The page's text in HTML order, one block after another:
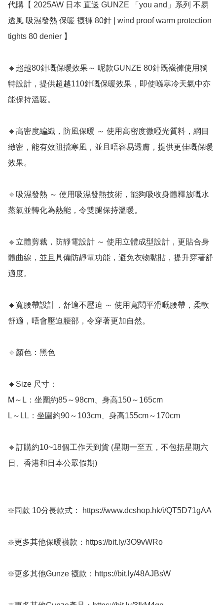
代購【 2025AW 日本 直送 GUNZE 「you and」系列 不易
透風 吸濕發熱 保暖 襪褲 80針 | wind proof warm protection
tights 80 denier 】
🔹超越80針嘅保暖效果～ 呢款GUNZE 80針既襪褲使用獨
特設計，提供超越110針嘅保暖效果，即使喺寒冷天氣中亦
能保持溫暖。
🔹高密度編織，防風保暖 ～ 使用高密度微啞光質料，網目
緻密，能有效阻擋寒風，並且唔容易透膚，提供更佳嘅保暖
效果。
🔹吸濕發熱 ～ 使用吸濕發熱技術，能夠吸收身體釋放嘅水
蒸氣並轉化為熱能，令雙腿保持溫暖。
🔹立體剪裁，防靜電設計 ～ 使用立體成型設計，更貼合身
體曲線，並且具備防靜電功能，避免衣物黏貼，提升穿著舒
適度。
🔹寬腰帶設計，舒適不壓迫 ～ 使用寬闊平滑嘅腰帶，柔軟
舒適，唔會壓迫腰部，令穿著更加自然。
🔹顏色：黑色
🔹Size 尺寸：
M～L：坐圍約85～98cm、身高150～165cm
L～LL：坐圍約90～103cm、身高155cm～170cm
🔹訂購約10~18個工作天到貨 (星期一至五，不包括星期六
日、香港和日本公眾假期) ﻿
❇️同款 10分長款式： https://www.dcshop.hk/i/QT5D71gAA
❇️更多其他保暖襪款：https://bit.ly/3O9vWRo
❇️更多其他Gunze 襪款：https://bit.ly/48AJBsW